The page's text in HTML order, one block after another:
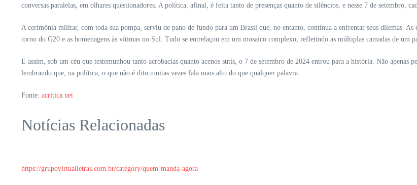
conversas paralelas, em olhares questionadores. A política, afinal, é feita tanto de presenças quanto de silêncios, e nesse 7 de setembro,
A cerimônia militar, com toda sua pompa, serviu de pano de fundo para um Brasil que, no entanto, continua a enfrentar seus dilemas. As
torno do G20 e as homenagens às vítimas no Sul. Tudo se entrelaçou em um mosaico complexo, refletindo as múltiplas camadas de um
E assim, sob um céu que testemunhou tanto acrobacias quanto acenos sutis, o 7 de setembro de 2024 entrou para a história. Não
lembrando que, na política, o que não é dito muitas vezes fala mais alto do que qualquer palavra.
Fonte: acritica.net
Notícias Relacionadas
https://grupovirtualletras.com.br/category/quem-manda-agora